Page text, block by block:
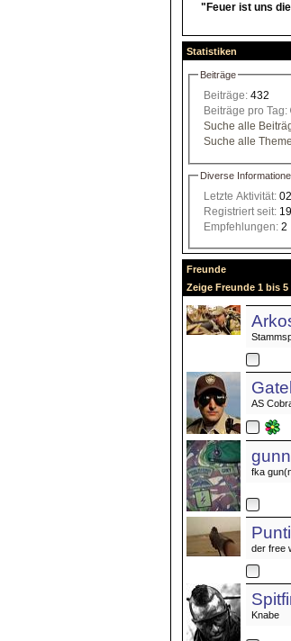
"Feuer ist uns
Statistiken
Beiträge
Beiträge: 432
Beiträge pro Tag:
Suche alle
Suche alle
Diverse
Letzte Aktivität:
Registriert seit:
Empfehlungen: 2
Freunde
Zeige Freunde 1 bis 5
AS
fka
Punti
der free
Knabe